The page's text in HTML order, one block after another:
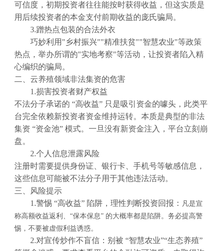
可信度，初期投资者往往能按时获得收益，但这实质是
用后续投资者的本金支付前期收益的庞氏骗局。
3.蹭热点包装的合法外衣
巧妙利用"乡村振兴""精准扶贫""智慧农业"等政策
热点，举办所谓的"实地考察"等活动，让投资者陷入精
心编织的骗局。
二、云养殖领域非法集资的危害
1.损害投资者财产权益
不法分子承诺的 “高收益” 只是吸引资金的噱头，此类平
台完全依赖新投资者资金维持运转。本质是典型的非法
集资 “资金池” 模式。一旦没有新资金注入，平台立刻崩
盘。
2.个人信息泄露风险
注册时需要提供身份证、银行卡、手机号等敏感信息，
这些信息可能被不法分子用于其他违法活动。
三、风险提示
1.警惕 “高收益” 陷阱，理性判断投资回报： 凡是宣
称高额收益返利、 “保本保息” 的大概率都是陷阱。 务必提高警
惕，不要被虚假利益诱惑。
2.对宣传炒作不盲信：别被 “智慧农业”“生态养殖”